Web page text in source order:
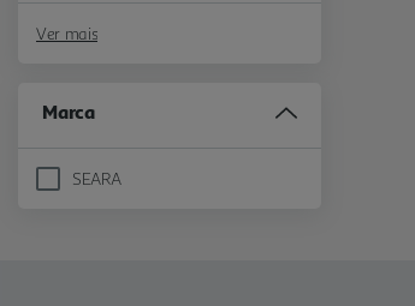
Ver mais
Marca
SEARA
Refine by Marca: SEARA